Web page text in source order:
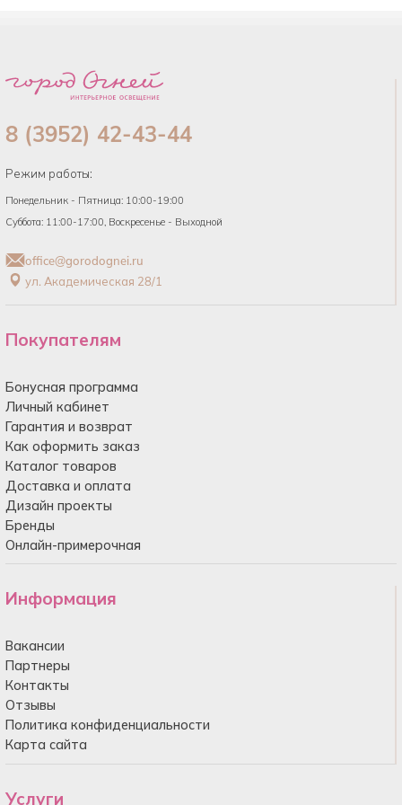
8 (3952) 42-43-44
Режим работы:
Понедельник - Пятница: 10:00-19:00
Суббота: 11:00-17:00, Воскресенье - Выходной
office@gorodognei.ru
ул. Академическая 28/1
Покупателям
Бонусная программа
Личный кабинет
Гарантия и возврат
Как оформить заказ
Каталог товаров
Доставка и оплата
Дизайн проекты
Бренды
Онлайн-примерочная
Информация
Вакансии
Партнеры
Контакты
Отзывы
Политика конфиденциальности
Карта сайта
Услуги